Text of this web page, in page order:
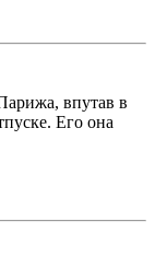
впутав в
Его она